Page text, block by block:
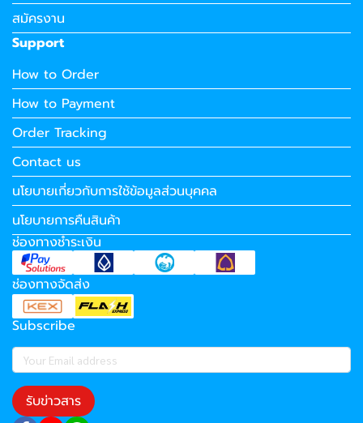
สมัครงาน
Support
How to Order
How to Payment
Order Tracking
Contact us
นโยบายเกี่ยวกับการใช้ข้อมูลส่วนบุคคล
นโยบายการคืนสินค้า
ช่องทางชำระเงิน
ช่องทางจัดส่ง
Subscribe
รับข่าวสาร